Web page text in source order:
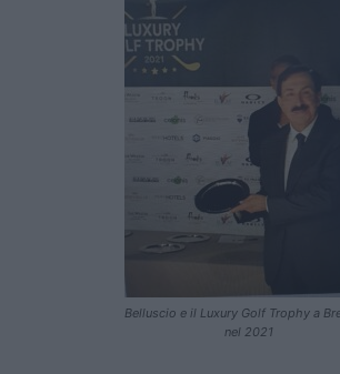
Belluscio e il Luxury Golf Trophy a
nel 2021